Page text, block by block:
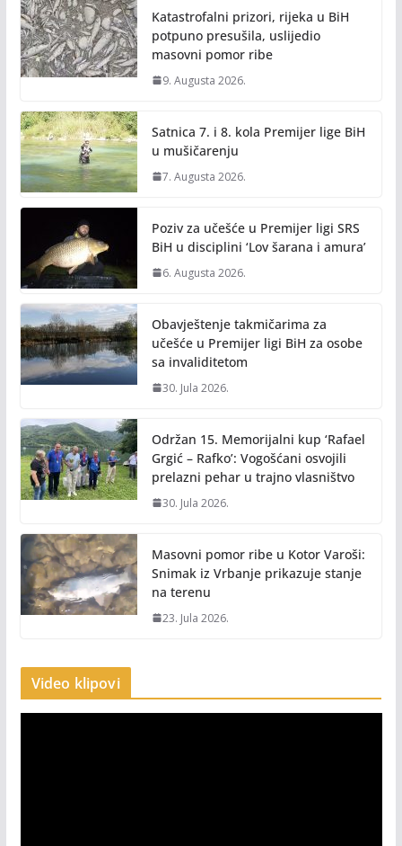
Katastrofalni prizori, rijeka u BiH
potpuno presušila, uslijedio
masovni pomor ribe
9. Augusta 2026.
Satnica 7. i 8. kola Premijer lige BiH
u mušičarenju
7. Augusta 2026.
Poziv za učešće u Premijer ligi SRS
BiH u disciplini ‘Lov šarana i amura’
6. Augusta 2026.
Obavještenje takmičarima za
učešće u Premijer ligi BiH za osobe
sa invaliditetom
30. Jula 2026.
Održan 15. Memorijalni kup ‘Rafael
Grgić – Rafko’: Vogošćani osvojili
prelazni pehar u trajno vlasništvo
30. Jula 2026.
Masovni pomor ribe u Kotor Varoši:
Snimak iz Vrbanje prikazuje stanje
na terenu
23. Jula 2026.
Video klipovi